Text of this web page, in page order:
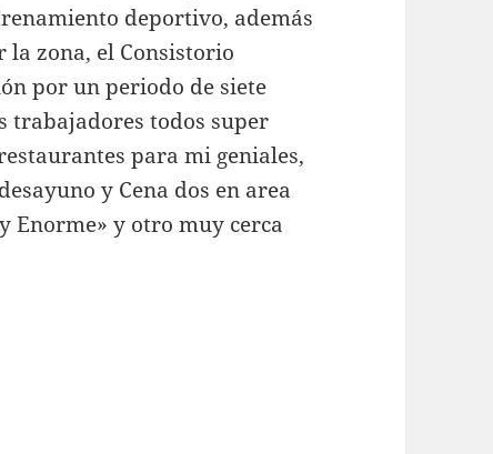
deportivo, además
zona, el Consistorio
por un periodo de siete
trabajadores todos super
para mi geniales,
y Cena dos en area
Enorme» y otro muy cerca